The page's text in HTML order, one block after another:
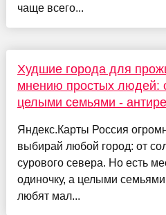
чаще всего...
Худшие города для
мнению простых людей:
целыми семьями -
Яндекс.Карты Россия
выбирай любой город: от
сурового севера. Но есть
одиночку, а целыми
любят мал...